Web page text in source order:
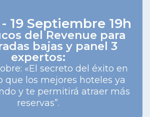
- 19 Septiembre 19h
del Revenue para
bajas y panel 3
expertos:
«El secreto del éxito en
que los mejores hoteles ya
y te permitirá atraer más
reservas”.